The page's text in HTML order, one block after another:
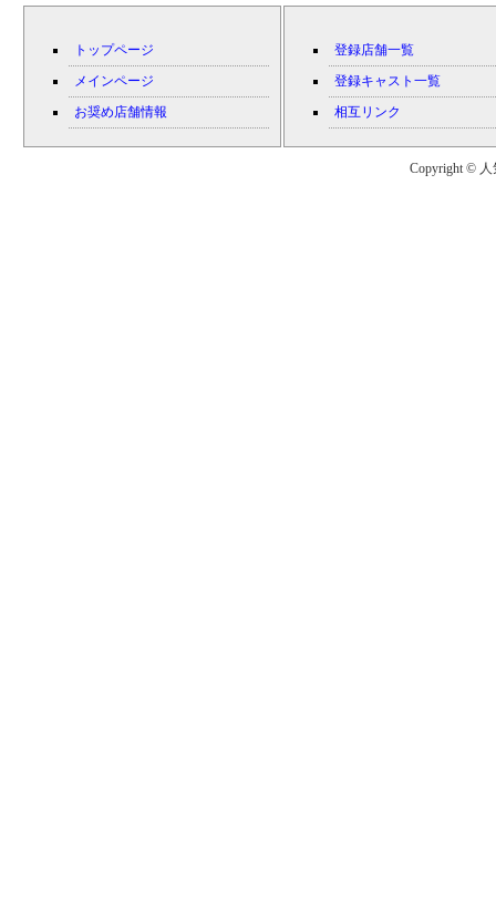
トップページ
メインページ
お奨め店舗情報
登録店舗一覧
登録キャスト一覧
相互リンク
Copyright © 人